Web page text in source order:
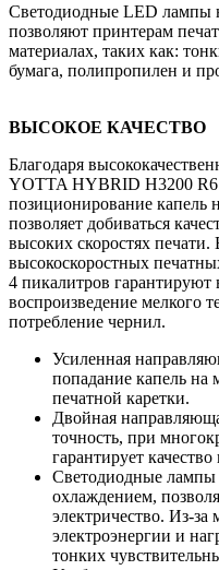
Светодиодные LED лампы
позволяют принтерам
материалах, таких как:
бумага, полипропилен и
ВЫСОКОЕ КАЧЕСТВО
Благодаря
YOTTA HYBRID H3200 R6
позиционирование капель
позволяет добиваться
высоких скоростях
высокоскоростных
4 пикалитров гарантируют
воспроизведение мелкого
потребление чернил.
Усиленная
попадание капель на
печатной каретки.
Двойная
точность, при
гарантирует качество
Светодиодные
охлаждением,
электричество. Из-
электроэнергии и
тонких